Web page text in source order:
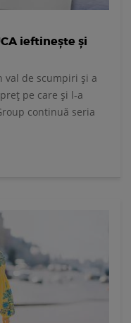
ieftinește și
val de scumpiri și a
pe care și l-a
continuă seria